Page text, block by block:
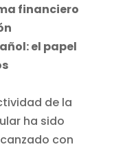
financiero
el papel
de la
ha sido
con